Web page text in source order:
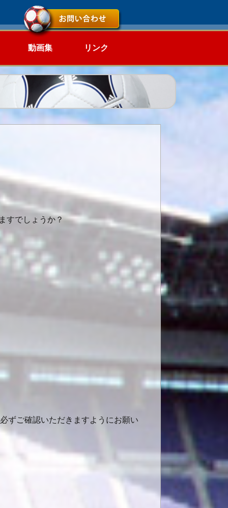
動画集 リンク
すでしょうか？
ずご確認いただきますようにお願い